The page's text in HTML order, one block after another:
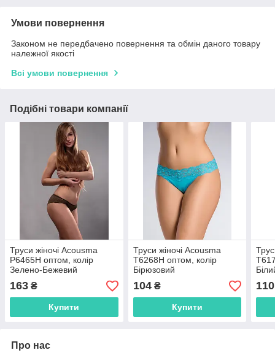
Умови повернення
Законом не передбачено повернення та обмін даного товару
належної якості
Всі умови повернення
Подібні товари компанії
Труси жіночі Acousma
P6465H оптом, колір
Зелено-Бежевий
163 ₴
Купити
Труси жіночі Acousma
T6268H оптом, колір
Бірюзовий
104₴
Купити
110
Про нас